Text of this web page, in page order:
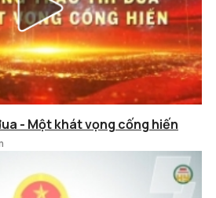
- Một khát vọng cống hiến